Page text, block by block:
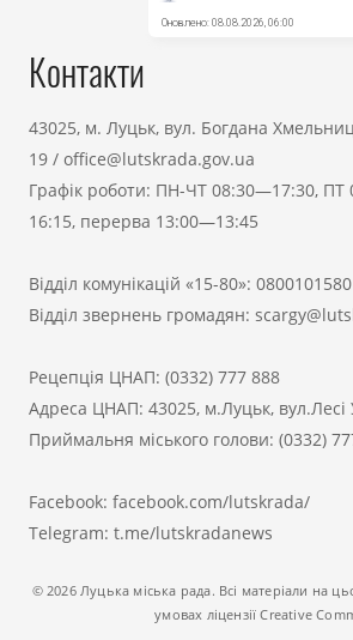
Контакти
43025, м. Луцьк, вул. Богдана
19 / office@lutskrada.gov.ua
Графік роботи: ПН-ЧТ 08:30—17:30,
16:15, перерва 13:00—13:45
Відділ комунікацій «15-80»: 0800101580
Відділ звернень громадян:
Рецепція ЦНАП: (0332) 777 888
Адреса ЦНАП: 43025, м.Луцьк, вул.Лесі
Приймальня міського голови: (0332)
Facebook: facebook.com/lutskrada/
Telegram: t.me/lutskradanews
© 2026 Луцька міська рада. Всі матеріали на
умовах ліцензії Creative